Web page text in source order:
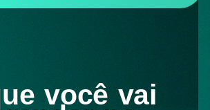
você vai